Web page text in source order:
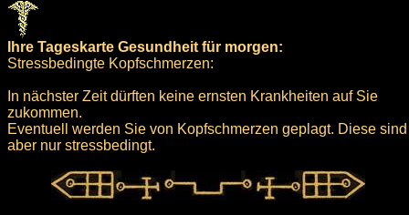
Ihre Tageskarte Gesundheit für morgen:
Stressbedingte Kopfschmerzen:
In nächster Zeit dürften keine ernsten Krankheiten auf Sie
zukommen.
Eventuell werden Sie von Kopfschmerzen geplagt. Diese sind
aber nur stressbedingt.